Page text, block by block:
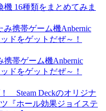
16種類をまとめてみま
携帯ゲーム機Anbernic
ドをゲットだぜ～！